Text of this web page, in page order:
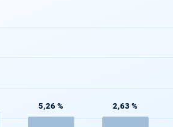
5,26 % 2,63 %